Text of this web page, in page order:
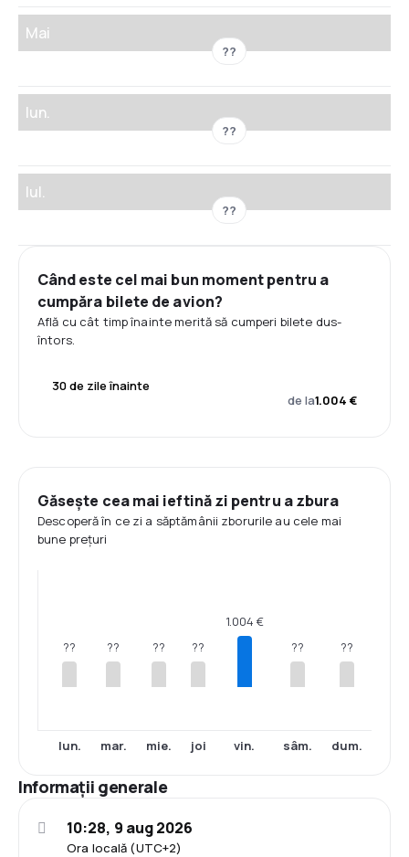
Mai
??
Iun.
??
Iul.
??
Când este cel mai bun moment pentru a
cumpăra bilete de avion?
Află cu cât timp înainte merită să cumperi bilete dus-
întors.
30 de zile înainte
de la1.004 €
Găsește cea mai ieftină zi pentru a zbura
Descoperă în ce zi a săptămânii zborurile au cele mai
bune prețuri
??
lun.
??
mar.
??
mie.
??
joi
1.004 €
vin.
??
sâm.
??
dum.
Informații generale
Ora locală (UTC+2)
10:28, 9 aug 2026